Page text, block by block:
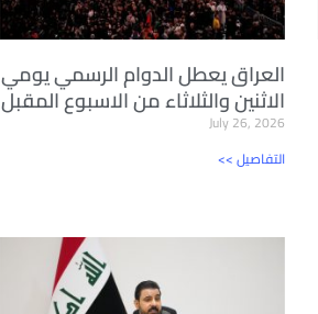
العراق يعطل الدوام الرسمي يومي
الاثنين والثلاثاء من الاسبوع المقبل
July 26, 2026
<< التفاصيل